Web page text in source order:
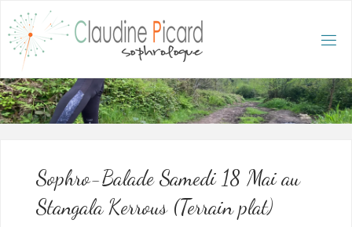
content
DIN
E PI
CAR
D :
/ O
P HR
OL
O G
Sophro-Balade Samedi 18 Mai au
Stangala Kerrous (Terrain plat)